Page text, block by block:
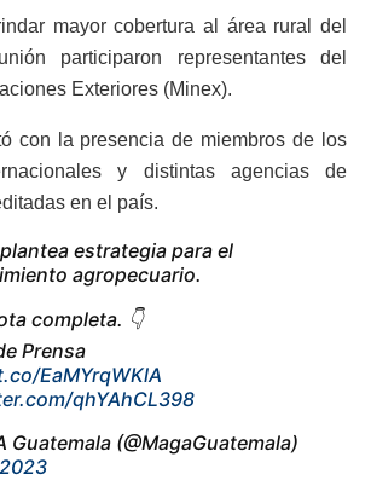
mayor cobertura al área rural del
participaron representantes del
Exteriores (Minex).
con la presencia de miembros de los
y distintas agencias de
en el país.
plantea estrategia para el
agropecuario.
completa. 👇
Prensa
EaMYrqWKlA
qhYAhCL398
Guatemala (@MagaGuatemala)